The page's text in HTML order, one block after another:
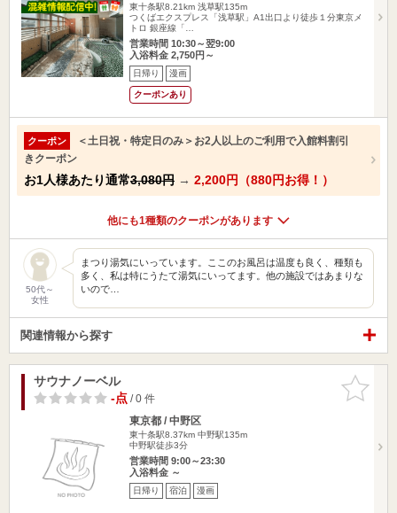
東十条駅8.21km 浅草駅135m
つくばエクスプレス「浅草駅」A1出口より徒歩１分東京メ
トロ 銀座線「…
営業時間 10:30～翌9:00
入浴料金 2,750円～
日帰り 漫画
クーポンあり
クーポン
＜土日祝・特定日のみ＞お2人以上のご利用で入館料割引
きクーポン
お1人様あたり通常3,080円 → 2,200円（880円お得！）
他にも1種類のクーポンがあります
50代～
女性
まつり湯気にいっています。ここのお風呂は温度も良く、種類も
多く、私は特にうたて湯気にいってます。他の施設ではあまりな
いので…
関連情報から探す
お気に入
りに追加
サウナノーベル
-点/ 0 件
東京都 / 中野区
東十条駅8.37km 中野駅135m
中野駅徒歩3分
営業時間 9:00～23:30
入浴料金 ～
日帰り 宿泊 漫画